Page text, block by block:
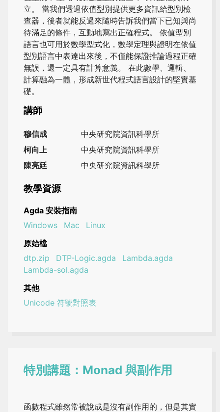
立。 當我們透過依值型別提供更多資訊給型別檢
查器，後者就能反過來隨時告訴我們當下已知與尚
待滿足的條件，互動地寫出正確程式。 依值型別
語言也可用於數學型式化，數學定理與證明在依值
型別語言中表達出來後，不僅能保證推論過程正確
無誤，還一定具有計算意義。 在此數學、邏輯、
計算融為一體，形成新世代程式語言設計的堅實基
礎。
講師
穆信成
中央研究院資訊科學所
柯向上
中央研究院資訊科學所
陳亮廷
中央研究院資訊科學所
教學資源
Agda 安裝指南
Windows
Mac
Linux
原始檔
dtp.zip
DTP-Logic.agda
Lambda.agda
Lambda-sol.agda
其他
Unicode 符號對照表
特別講題：Monad 與副作用
函數程式雖然常被說成是沒有副作用的，但是其實